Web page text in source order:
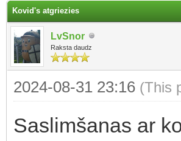
Kovid's atgriezies
LvSnor
Raksta daudz
2024-08-31 23:16 (This
Saslimšanas ar